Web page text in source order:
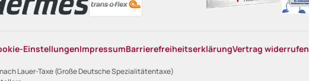
EinstellungenImpressumBarrierefreiheitserklärungVertrag widerrufen
Lauer-Taxe (Große Deutsche Spezialitätentaxe)